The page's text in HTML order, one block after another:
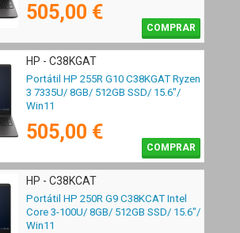
505,00 €
COMPRAR
HP - C38KGAT
Portátil HP 255R G10 C38KGAT Ryzen
3 7335U/ 8GB/ 512GB SSD/ 15.6"/
Win11
505,00 €
COMPRAR
HP - C38KCAT
Portátil HP 250R G9 C38KCAT Intel
Core 3-100U/ 8GB/ 512GB SSD/ 15.6"/
Win11